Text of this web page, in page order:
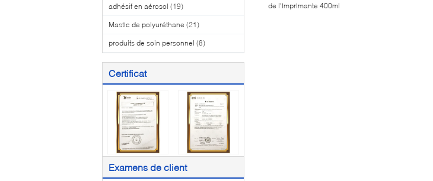
adhésif en aérosol (19)
Mastic de polyuréthane (21)
produits de soin personnel (8)
Certificat
Examens de client
de l'imprimante 400ml